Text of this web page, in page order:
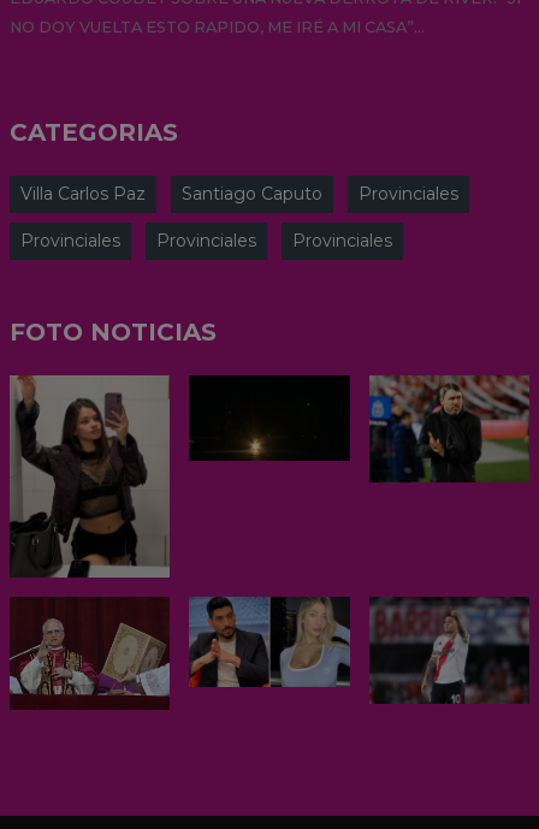
NO DOY VUELTA ESTO RAPIDO, ME IRÉ A MI CASA”...
CATEGORIAS
Villa Carlos Paz Santiago Caputo Provinciales
Provinciales Provinciales Provinciales
FOTO NOTICIAS